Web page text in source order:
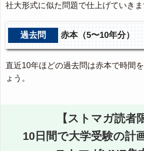
社大形式に似た問題で仕上げていきま
過去問 赤本（5〜10年分）
直近10年ほどの過去問は赤本で時間
ょう。
【ストマガ読者
10日間で大学受験の計